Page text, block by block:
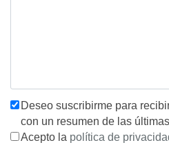
Deseo suscribirme para
con un resumen de las
Acepto la política de